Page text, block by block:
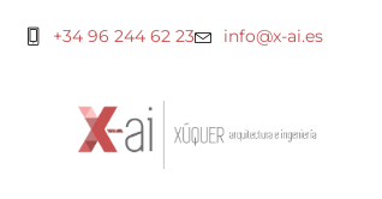
+34 96 244 62 23 info@x-ai.es